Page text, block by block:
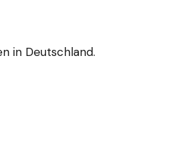
in Deutschland.